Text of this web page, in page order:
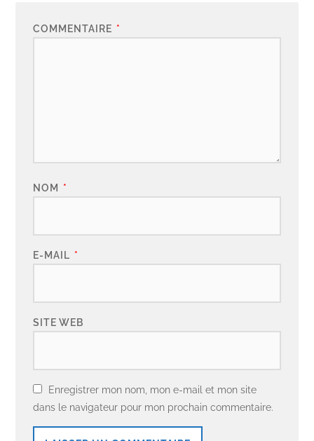
COMMENTAIRE *
NOM *
E-MAIL *
SITE WEB
Enregistrer mon nom, mon e-mail et mon site
dans le navigateur pour mon prochain commentaire.